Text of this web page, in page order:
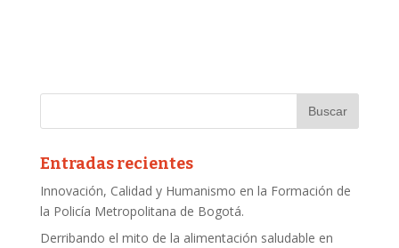
Entradas recientes
Innovación, Calidad y Humanismo en la Formación de
la Policía Metropolitana de Bogotá.
Derribando el mito de la alimentación saludable en